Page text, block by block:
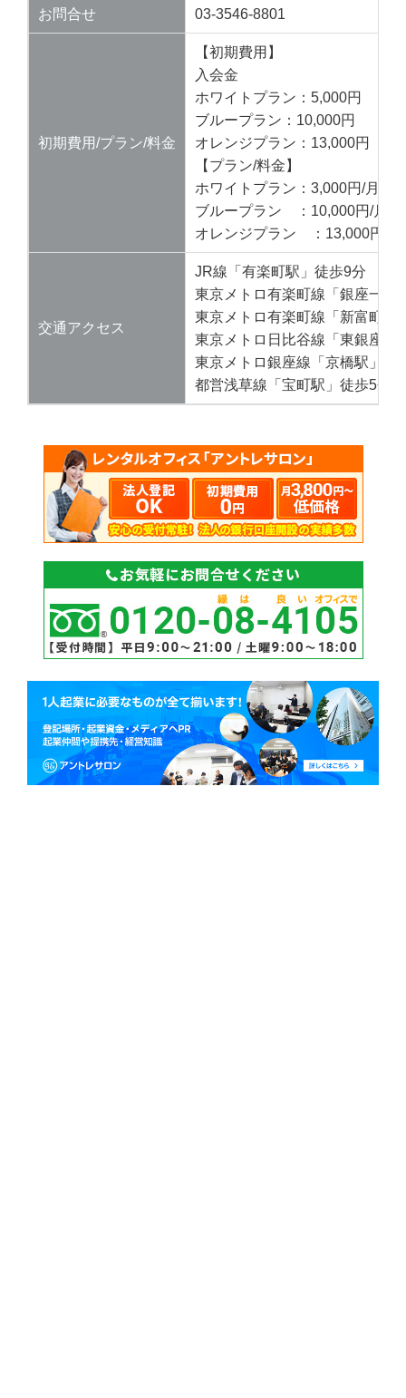
お問合せ 03-3546-8801
初期費用/プラン/料金
【初期費用】
入会金
ホワイトプラン：5,000円
ブループラン：10,000円
オレンジプラン：13,000円
【プラン/料金】
ホワイトプラン：3,000円/月
ブループラン ：10,000円/月
オレンジプラン ：13,000円/月
交通アクセス
JR線「有楽町駅」徒歩9分
東京メトロ有楽町線「銀座一丁
東京メトロ有楽町線「新富町駅
東京メトロ日比谷線「東銀座駅
東京メトロ銀座線「京橋駅」徒
都営浅草線「宝町駅」徒歩5分